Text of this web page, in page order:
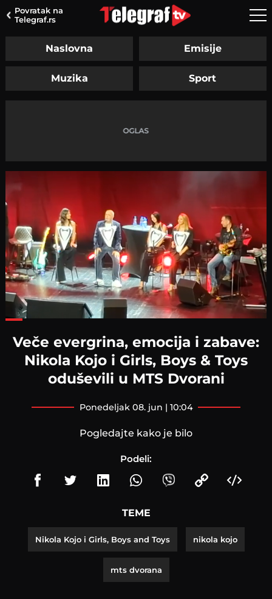
Povratak na
Telegraf.rs
Naslovna Emisije
Muzika Sport
Veče evergrina, emocija i zabave:
Nikola Kojo i Girls, Boys & Toys
oduševili u MTS Dvorani
ponedeljak 08. jun | 10:04
Pogledajte kako je bilo
Podeli:
TEME
Nikola Kojo i Girls, Boys and Toys nikola kojo
mts dvorana